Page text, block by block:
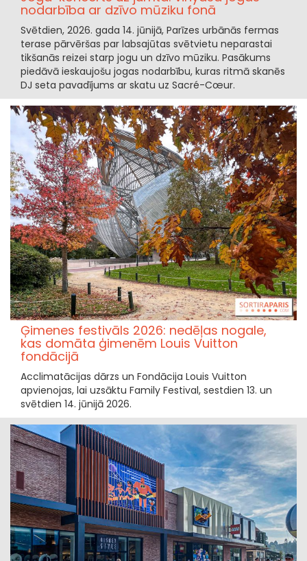
nodarbība ar dzīvo mūziku fonā
Svētdien, 2026. gada 14. jūnijā, Parīzes urbānās fermas
terase pārvēršas par labsajūtas svētvietu neparastai
tikšanās reizei starp jogu un dzīvo mūziku. Pasākums
piedāvā ieskaujošu jogas nodarbību, kuras ritmā skanēs
DJ seta pavadījums ar skatu uz Sacré-Cœur.
Ģimenes festivāls 2026: nedēļas nogale,
kas domāta ģimenēm Louis Vuitton
fondācijā
Acclimatācijas dārzs un Fondācija Louis Vuitton
apvienojas, lai uzsāktu Family Festival, sestdien 13. un
svētdien 14. jūnijā 2026.